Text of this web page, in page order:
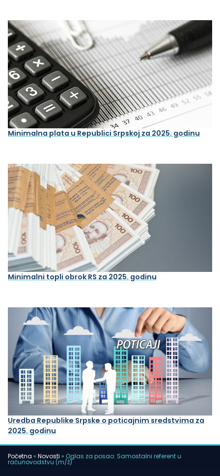
Minimalna plata u Republici Srpskoj za 2025. godinu
Minimalni topli obrok RS za 2025. godinu
Uredba Republike Srpske o poticajnim sredstvima za
2025. godinu
Početna » Novosti » Oglas za posao: Samostalni referent u
računovodstvu (m/ž)